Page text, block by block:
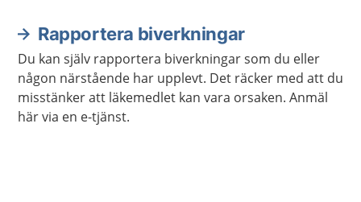
Rapportera biverkningar
Du kan själv rapportera biverkningar som du eller
någon närstående har upplevt. Det räcker med att du
misstänker att läkemedlet kan vara orsaken. Anmäl
här via en e-tjänst.